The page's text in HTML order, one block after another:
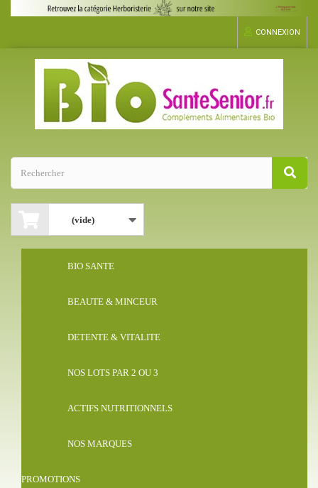
CONNEXION
(vide)
BIO SANTE
BEAUTE & MINCEUR
DETENTE & VITALITE
NOS LOTS PAR 2 OU 3
ACTIFS NUTRITIONNELS
NOS MARQUES
PROMOTIONS